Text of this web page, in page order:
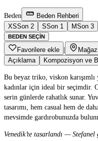
Beden
Beden Rehberi
XSSon 2 SSon 1 MSon 3
BEDEN SEÇIN
Favorilere ekle |
Açıklama
Kompozisyon ve
Bu beyaz triko, viskon karışımlı
kadınlar için ideal bir seçimdir.
serin günlerde rahatlık sunar.
tasarımı, hem casual hem de
mevsimde gardırobunuzda
Venedik’te tasarlandı — Stefanel